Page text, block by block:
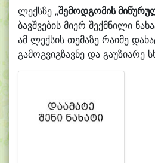
ლექსზე „შემოდგომის
ბავშვების მიერ შექმნილი
ამ ლექსის თემაზე რაიმე
გამოგვიგზავნე და გაუზიარე